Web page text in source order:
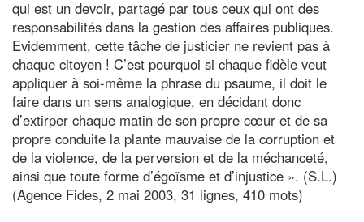
qui est un devoir, partagé par tous ceux qui ont des
responsabilités dans la gestion des affaires publiques.
Evidemment, cette tâche de justicier ne revient pas à
chaque citoyen ! C’est pourquoi si chaque fidèle veut
appliquer à soi-même la phrase du psaume, il doit le
faire dans un sens analogique, en décidant donc
d’extirper chaque matin de son propre cœur et de sa
propre conduite la plante mauvaise de la corruption et
de la violence, de la perversion et de la méchanceté,
ainsi que toute forme d’égoïsme et d’injustice ». (S.L.)
(Agence Fides, 2 mai 2003, 31 lignes, 410 mots)